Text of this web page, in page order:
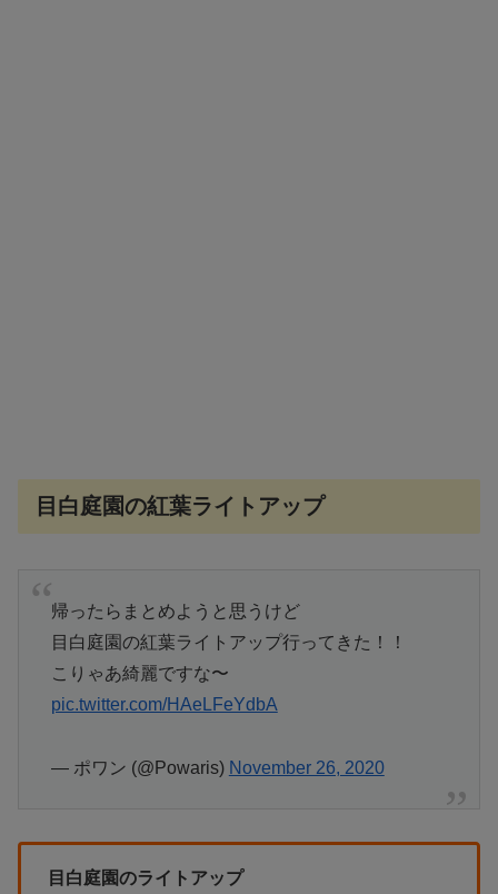
目白庭園の紅葉ライトアップ
帰ったらまとめようと思うけど
目白庭園の紅葉ライトアップ行ってきた！！
こりゃあ綺麗ですな〜
pic.twitter.com/HAeLFeYdbA
— ポワン (@Powaris) November 26, 2020
目白庭園のライトアップ